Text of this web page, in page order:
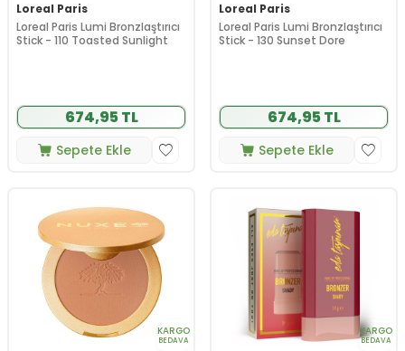
Loreal Paris
Loreal Paris Lumi Bronzlaştırıcı
Stick - 110 Toasted Sunlight
674,95 TL
Sepete Ekle
Loreal Paris
Loreal Paris Lumi Bronzlaştırıcı
Stick - 130 Sunset Dore
674,95 TL
Sepete Ekle
KARGO
BEDAVA
KARGO
BEDAVA